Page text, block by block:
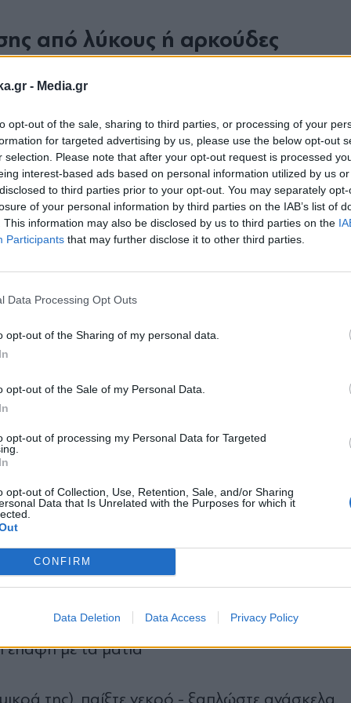
- Media.gr
opt-out of the sale, sharing to third parties, or processing of your
for targeted advertising by us, please use the below opt-out
selection. Please note that after your opt-out request is processed
interest-based ads based on personal information utilized by us
to third parties prior to your opt-out. You may separately
of your personal information by third parties on the IAB’s list of
This information may also be disclosed by us to third parties on the
Participants that may further disclose it to other third parties.
Data Processing Opt Outs
opt-out of the Sharing of my personal data.
opt-out of the Sale of my Personal Data.
opt-out of processing my Personal Data for Targeted
opt-out of Collection, Use, Retention, Sale, and/or Sharing
Data that Is Unrelated with the Purposes for which it
CONFIRM
Data Deletion Data Access Privacy Policy
από λύκους ή αρκούδες
σπάνιες, καθώς αυτά τα ζώα συνήθως
τέτοια κατάσταση, η σωστή αντίδραση
ένστικτό τους
επιθετικό κοίταγμα
- σηκώστε τα χέρια ψηλά, ανοίξτε το
φωνάζετε
την πλάτη σας
χειροκροτήστε δυνατά
σας και αγωνιστείτε με όλες σας τις
λόγω του μεγέθους και της δύναμής τους. Η
και την κατάσταση.
αθόρυβα
επαφή με τα μάτια
της), παίξτε νεκρό - ξαπλώστε ανάσκελα,
newsletter
Αποδέχομαι τουςόρους χρήσης